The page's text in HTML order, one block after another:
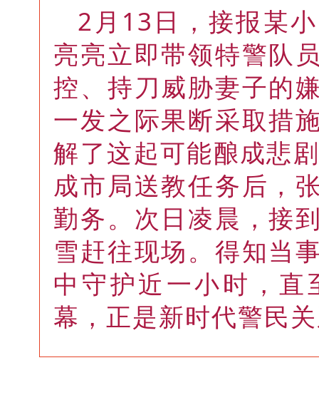
2月13日，接报某
亮亮立即带领特警队
控、持刀威胁妻子的
一发之际果断采取措
解了这起可能酿成悲
成市局送教任务后，
勤务。次日凌晨，接
雪赶往现场。得知当
中守护近一小时，
幕，正是新时代警民